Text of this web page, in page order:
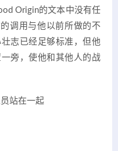
Origin的文本中没有任
调用与他以前所做的不
志已经足够标准，但他
旁，使他和其他人的战
站在一起